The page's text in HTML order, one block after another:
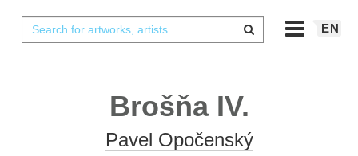
EN
Brošňa IV.
Pavel Opočenský